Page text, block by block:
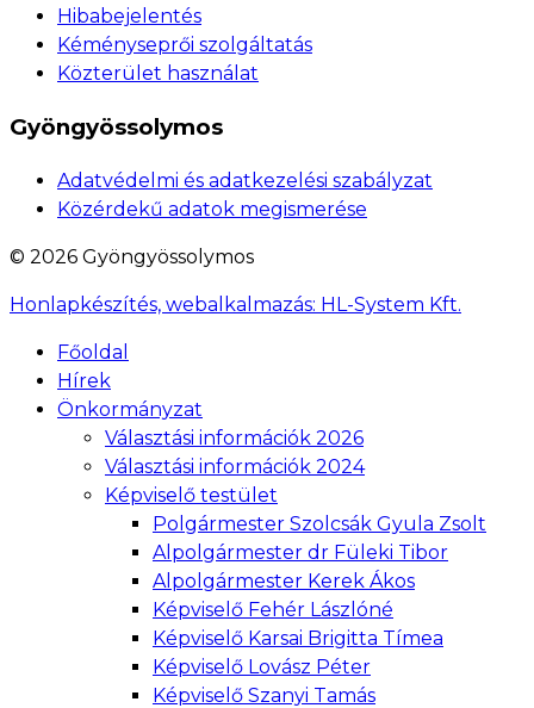
Hibabejelentés
Kéményseprői szolgáltatás
Közterület használat
Gyöngyössolymos
Adatvédelmi és adatkezelési szabályzat
Közérdekű adatok megismerése
© 2026 Gyöngyössolymos
Honlapkészítés, webalkalmazás: HL-System Kft.
Főoldal
Hírek
Önkormányzat
Választási információk 2026
Választási információk 2024
Képviselő testület
Polgármester Szolcsák Gyula Zsolt
Alpolgármester dr Füleki Tibor
Alpolgármester Kerek Ákos
Képviselő Fehér Lászlóné
Képviselő Karsai Brigitta Tímea
Képviselő Lovász Péter
Képviselő Szanyi Tamás